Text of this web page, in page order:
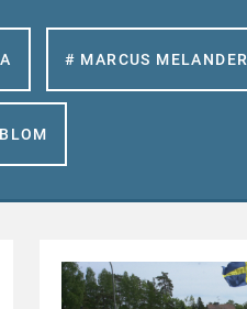
# MARCUS MELANDER